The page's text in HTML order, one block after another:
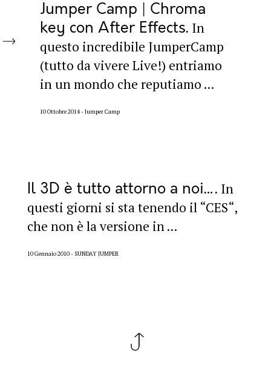
Jumper Camp | Chroma
key con After Effects In
questo incredibile JumperCamp
(tutto da vivere Live!) entriamo
in un mondo che reputiamo ...
10 Ottobre 2014 Jumper Camp
Il 3D è tutto attorno a noi… In
questi giorni si sta tenendo il “CES“,
che non è la versione in ...
10 Gennaio 2010 SUNDAY JUMPER